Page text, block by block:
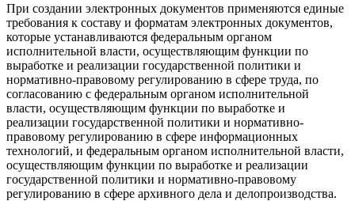
При создании электронных документов применяются единые
требования к составу и форматам электронных документов,
которые устанавливаются федеральным органом
исполнительной власти, осуществляющим функции по
выработке и реализации государственной политики и
нормативно-правовому регулированию в сфере труда, по
согласованию с федеральным органом исполнительной
власти, осуществляющим функции по выработке и
реализации государственной политики и нормативно-
правовому регулированию в сфере информационных
технологий, и федеральным органом исполнительной власти,
осуществляющим функции по выработке и реализации
государственной политики и нормативно-правовому
регулированию в сфере архивного дела и делопроизводства.